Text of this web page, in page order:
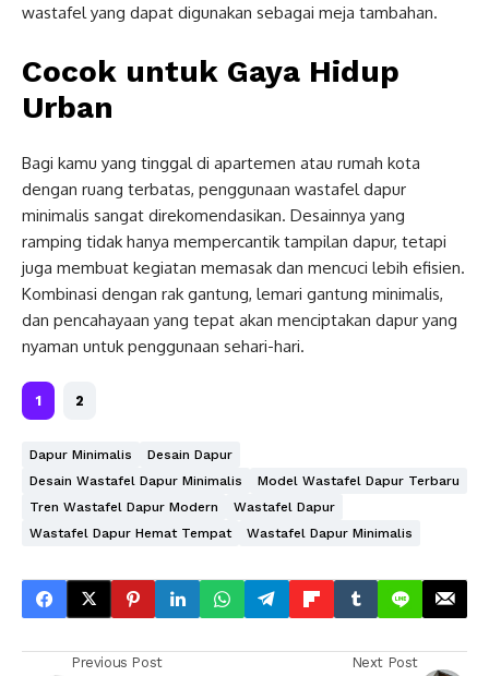
wastafel yang dapat digunakan sebagai meja tambahan.
Cocok untuk Gaya Hidup
Urban
Bagi kamu yang tinggal di apartemen atau rumah kota
dengan ruang terbatas, penggunaan wastafel dapur
minimalis sangat direkomendasikan. Desainnya yang
ramping tidak hanya mempercantik tampilan dapur, tetapi
juga membuat kegiatan memasak dan mencuci lebih efisien.
Kombinasi dengan rak gantung, lemari gantung minimalis,
dan pencahayaan yang tepat akan menciptakan dapur yang
nyaman untuk penggunaan sehari-hari.
1 2
Dapur Minimalis
Desain Dapur
Desain Wastafel Dapur Minimalis
Model Wastafel Dapur Terbaru
Tren Wastafel Dapur Modern
Wastafel Dapur
Wastafel Dapur Hemat Tempat
Wastafel Dapur Minimalis
Previous Post Next Post